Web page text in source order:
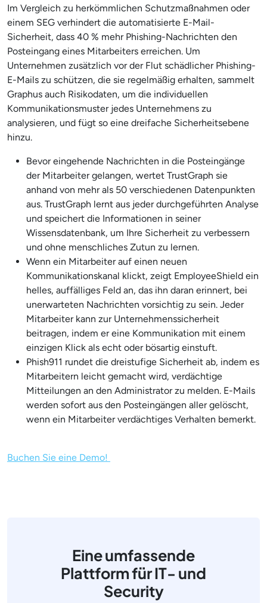
Im Vergleich zu herkömmlichen Schutzmaßnahmen oder
einem SEG verhindert die automatisierte E-Mail-
Sicherheit, dass 40 % mehr Phishing-Nachrichten den
Posteingang eines Mitarbeiters erreichen. Um
Unternehmen zusätzlich vor der Flut schädlicher Phishing-
E-Mails zu schützen, die sie regelmäßig erhalten, sammelt
Graphus auch Risikodaten, um die individuellen
Kommunikationsmuster jedes Unternehmens zu
analysieren, und fügt so eine dreifache Sicherheitsebene
hinzu.
Bevor eingehende Nachrichten in die Posteingänge
der Mitarbeiter gelangen, wertet TrustGraph sie
anhand von mehr als 50 verschiedenen Datenpunkten
aus. TrustGraph lernt aus jeder durchgeführten Analyse
und speichert die Informationen in seiner
Wissensdatenbank, um Ihre Sicherheit zu verbessern
und ohne menschliches Zutun zu lernen.
Wenn ein Mitarbeiter auf einen neuen
Kommunikationskanal klickt, zeigt EmployeeShield ein
helles, auffälliges Feld an, das ihn daran erinnert, bei
unerwarteten Nachrichten vorsichtig zu sein. Jeder
Mitarbeiter kann zur Unternehmenssicherheit
beitragen, indem er eine Kommunikation mit einem
einzigen Klick als echt oder bösartig einstuft.
Phish911 rundet die dreistufige Sicherheit ab, indem es
Mitarbeitern leicht gemacht wird, verdächtige
Mitteilungen an den Administrator zu melden. E-Mails
werden sofort aus den Posteingängen aller gelöscht,
wenn ein Mitarbeiter verdächtiges Verhalten bemerkt.
Buchen Sie eine Demo!
Eine umfassende
Plattform für IT- und
Security